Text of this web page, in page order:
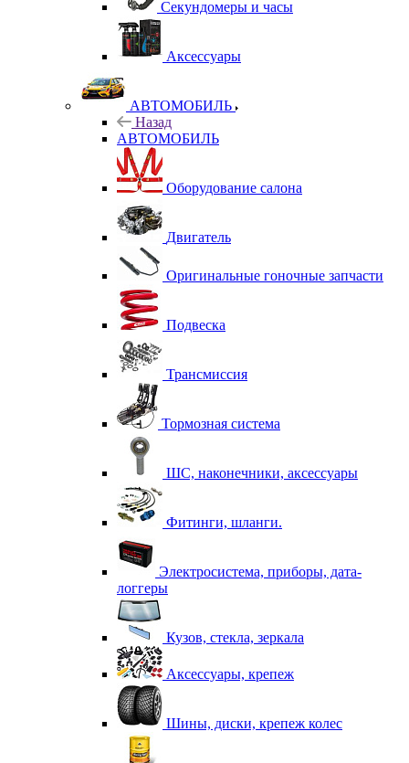
Секундомеры и часы
Аксессуары
АВТОМОБИЛЬ
Назад
АВТОМОБИЛЬ
Оборудование салона
Двигатель
Оригинальные гоночные запчасти
Подвеска
Трансмиссия
Тормозная система
ШС, наконечники, аксессуары
Фитинги, шланги.
Электросистема, приборы, дата-
логгеры
Кузов, стекла, зеркала
Аксессуары, крепеж
Шины, диски, крепеж колес